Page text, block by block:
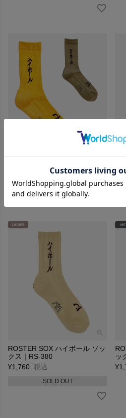
クス｜RS-411
1,760 税込
ッ
ROSTER SOX ハイボール ソッ
クス｜RS-380
¥1,760 税込
SOLD OUT
ッ
¥